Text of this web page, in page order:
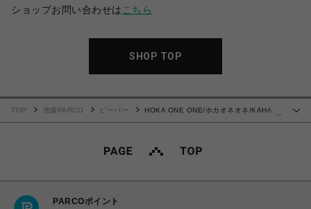
ショップお問い合わせは こちら
SHOP TOP
TOP 池袋PARCO ビーバー
HOKA ONE ONE/ホカオネオネ/KAHA 2
PARCOポイント